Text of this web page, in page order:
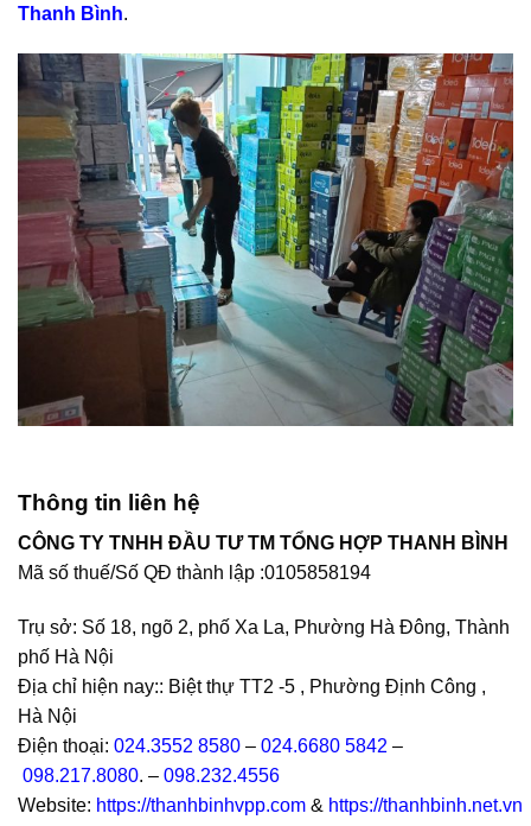
Thanh Bình.
Thông tin liên hệ
CÔNG TY TNHH ĐẦU TƯ TM TỔNG HỢP THANH BÌNH
Mã số thuế/Số QĐ thành lập :0105858194
Trụ sở: Số 18, ngõ 2, phố Xa La, Phường Hà Đông, Thành
phố Hà Nội
Địa chỉ hiện nay:: Biệt thự TT2 -5 , Phường Định Công ,
Hà Nội
Điện thoại: 024.3552 8580 – 024.6680 5842 –
098.217.8080. – 098.232.4556
Website: https://thanhbinhvpp.com & https://thanhbinh.net.vn